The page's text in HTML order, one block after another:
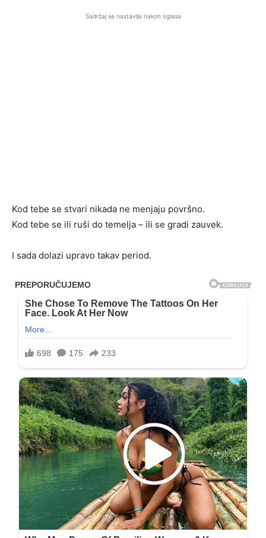
Sadržaj se nastavlja nakon oglasa
Kod tebe se stvari nikada ne menjaju površno.
Kod tebe se ili ruši do temelja – ili se gradi zauvek.
I sada dolazi upravo takav period.